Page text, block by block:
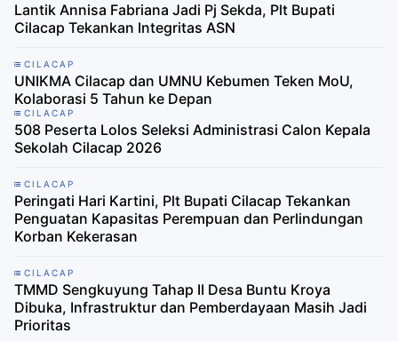
Lantik Annisa Fabriana Jadi Pj Sekda, Plt Bupati
Cilacap Tekankan Integritas ASN
CILACAP
UNIKMA Cilacap dan UMNU Kebumen Teken MoU,
Kolaborasi 5 Tahun ke Depan
CILACAP
508 Peserta Lolos Seleksi Administrasi Calon Kepala
Sekolah Cilacap 2026
CILACAP
Peringati Hari Kartini, Plt Bupati Cilacap Tekankan
Penguatan Kapasitas Perempuan dan Perlindungan
Korban Kekerasan
CILACAP
TMMD Sengkuyung Tahap II Desa Buntu Kroya
Dibuka, Infrastruktur dan Pemberdayaan Masih Jadi
Prioritas